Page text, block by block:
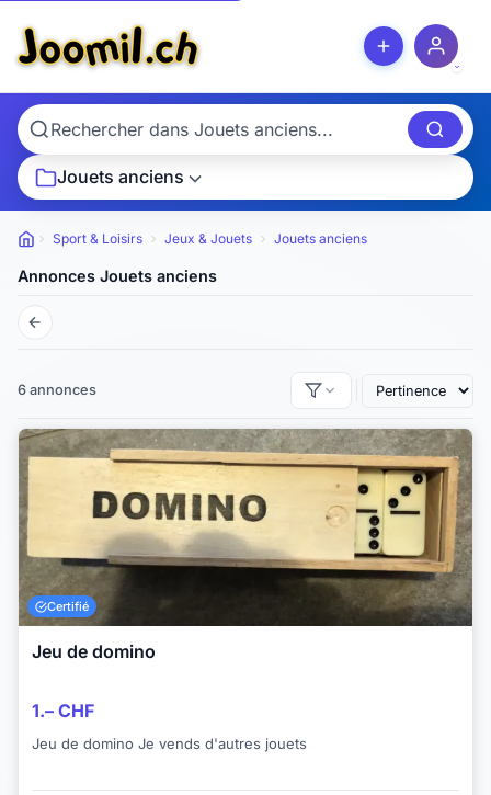
Jouets anciens
Petites annonces
Sport & Loisirs Jeux & Jouets Jouets anciens
Annonces Jouets anciens
6 annonces
Certifié
Jeu de domino
1.– CHF
Jeu de domino Je vends d'autres jouets